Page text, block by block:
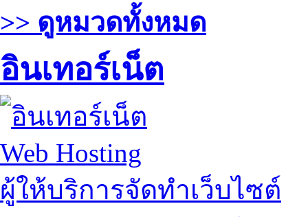
>> ดูหมวดทั้งหมด
อินเทอร์เน็ต
Web Hosting
ผู้ให้บริการจัดทำเว็บไซต์